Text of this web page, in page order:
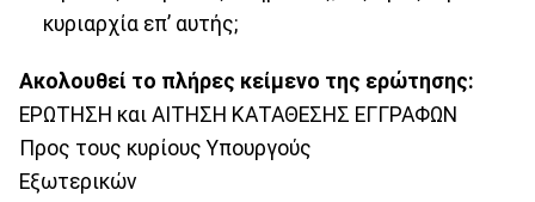
κυριαρχία επ’ αυτής;
Ακολουθεί το πλήρες κείμενο της ερώτησης:
ΕΡΩΤΗΣΗ και ΑΙΤΗΣΗ ΚΑΤΑΘΕΣΗΣ ΕΓΓΡΑΦΩΝ
Προς τους κυρίους Υπουργούς
Εξωτερικών